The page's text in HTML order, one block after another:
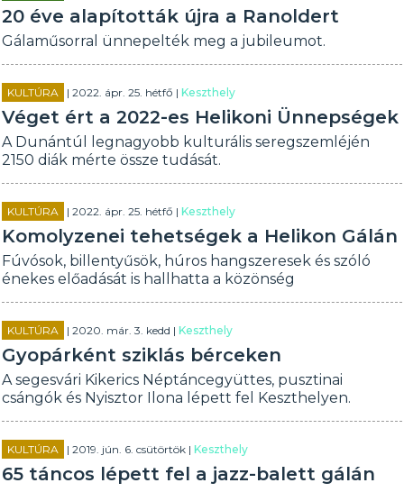
20 éve alapították újra a Ranoldert
Gálaműsorral ünnepelték meg a jubileumot.
KULTÚRA | 2022. ápr. 25. hétfő |Keszthely
Véget ért a 2022-es Helikoni Ünnepségek
A Dunántúl legnagyobb kulturális seregszemléjén
2150 diák mérte össze tudását.
KULTÚRA | 2022. ápr. 25. hétfő |Keszthely
Komolyzenei tehetségek a Helikon Gálán
Fúvósok, billentyűsök, húros hangszeresek és szóló
énekes előadását is hallhatta a közönség
KULTÚRA | 2020. már. 3. kedd |Keszthely
Gyopárként sziklás bérceken
A segesvári Kikerics Néptáncegyüttes, pusztinai
csángók és Nyisztor Ilona lépett fel Keszthelyen.
KULTÚRA | 2019. jún. 6. csütörtök |Keszthely
65 táncos lépett fel a jazz-balett gálán